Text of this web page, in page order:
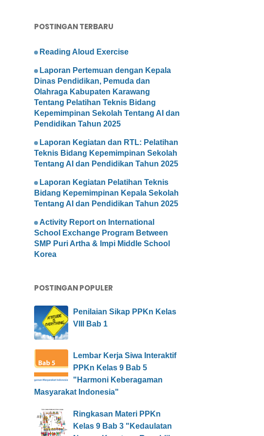
POSTINGAN TERBARU
Reading Aloud Exercise
Laporan Pertemuan dengan Kepala
Dinas Pendidikan, Pemuda dan
Olahraga Kabupaten Karawang
Tentang Pelatihan Teknis Bidang
Kepemimpinan Sekolah Tentang AI dan
Pendidikan Tahun 2025
Laporan Kegiatan dan RTL: Pelatihan
Teknis Bidang Kepemimpinan Sekolah
Tentang AI dan Pendidikan Tahun 2025
Laporan Kegiatan Pelatihan Teknis
Bidang Kepemimpinan Kepala Sekolah
Tentang AI dan Pendidikan Tahun 2025
Activity Report on International
School Exchange Program Between
SMP Puri Artha & Impi Middle School
Korea
POSTINGAN POPULER
Penilaian Sikap PPKn Kelas
VIII Bab 1
Lembar Kerja Siwa Interaktif
PPKn Kelas 9 Bab 5
"Harmoni Keberagaman
Masyarakat Indonesia"
Ringkasan Materi PPKn
Kelas 9 Bab 3 "Kedaulatan